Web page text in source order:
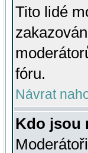
Tito lidé
fóru.
Návrat
Kdo jsou